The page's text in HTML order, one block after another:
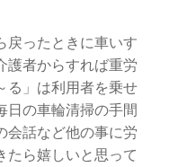
戻ったときに車いす
護者からすれば重労
る」は利用者を乗せ
日の車輪清掃の手間
会話など他の事に労
たら嬉しいと思って